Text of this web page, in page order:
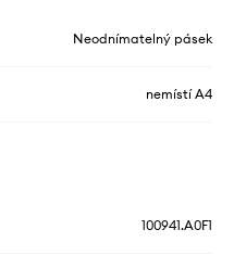
Neodnímatelný pásek
nemístí A4
100941.A0F1